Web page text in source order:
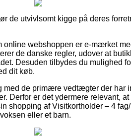
de utvivlsomt kigge på deres
online webshoppen er e-mærket
de danske regler, udover at
Desuden tilbydes du mulighed
dit køb.
med de primære vedtægter der har
Derfor er det ydermere relevant,
shopping af Visitkortholder – 4
eller et barn.